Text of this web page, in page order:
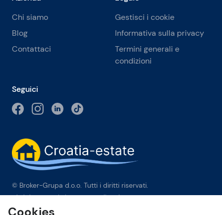
Chi siamo
Blog
Contattaci
Gestisci i cookie
Informativa sulla privacy
Termini generali e
condizioni
Seguici
© Broker-Grupa d.o.o. Tutti i diritti riservati.
Obala kneza Branimira 1, 21000 Split-Phone: +385 98 384 007
Cookies